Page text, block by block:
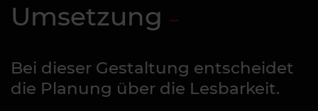
Umsetzung
Bei dieser Gestaltung entscheidet
die Planung über die Lesbarkeit.